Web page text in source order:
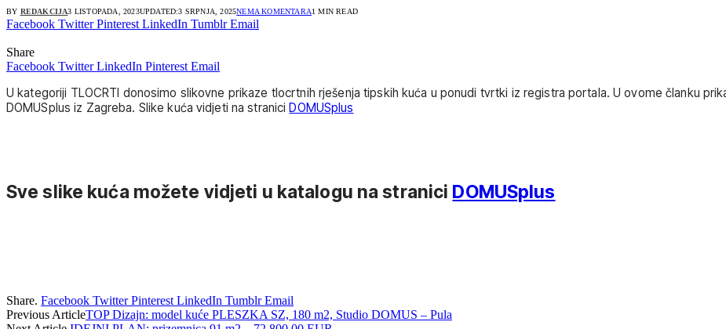
BY REDAKCIJA3 LISTOPADA, 2023UPDATED:3 SRPNJA, 2025NEMA KOMENTARA1 MIN READ
Facebook Twitter Pinterest LinkedIn Tumblr Email
Share
Facebook Twitter LinkedIn Pinterest Email
U kategoriji TLOCRTI donosimo slikovne prikaze tlocrtnih rješenja tipskih kuća u ponudi tvrtki iz registra portala. U ovome članku
DOMUSplus iz Zagreba. Slike kuća vidjeti na straniciDOMUSplus
Sve slike kuća možete vidjeti u katalogu na stranici DOMUSplus
Share. Facebook Twitter Pinterest LinkedIn Tumblr Email
Previous ArticleTOP Dizajn: model kuće PLESZKA SZ, 180 m2, Studio DOMUS – Pula